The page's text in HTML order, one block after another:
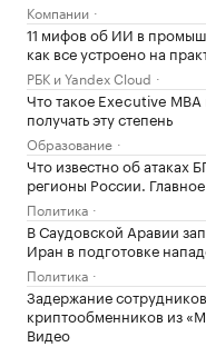
Компании
11 мифов об ИИ в
как все устроено на
РБК и Yandex Cloud
Что такое Executive MBA
получать эту степень
Образование
Что известно об атаках
регионы России. Главное
Политика
В Саудовской Аравии
Иран в подготовке
Политика
Задержание сотрудников
криптообменников из
Видео